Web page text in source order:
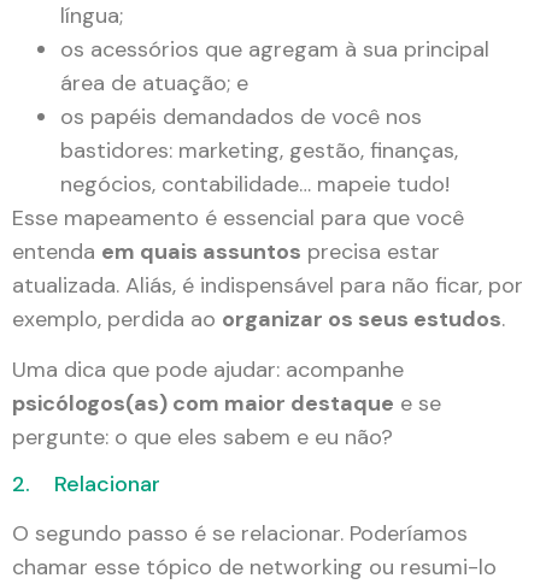
língua;
os acessórios que agregam à sua principal
área de atuação; e
os papéis demandados de você nos
bastidores: marketing, gestão, finanças,
negócios, contabilidade… mapeie tudo!
Esse mapeamento é essencial para que você
entenda em quais assuntos precisa estar
atualizada. Aliás, é indispensável para não ficar, por
exemplo, perdida ao organizar os seus estudos.
Uma dica que pode ajudar: acompanhe
psicólogos(as) com maior destaque e se
pergunte: o que eles sabem e eu não?
2. Relacionar
O segundo passo é se relacionar. Poderíamos
chamar esse tópico de networking ou resumi-lo